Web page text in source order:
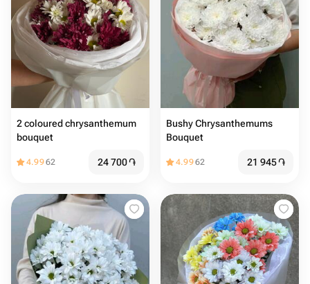
2 coloured chrysanthemum
bouquet️
4.9962 24 700֏
Bushy Chrysanthemums
Bouquet
4.9962 21 945֏